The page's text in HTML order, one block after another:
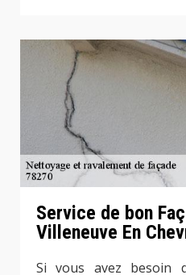
Service de bon
Villeneuve En
Si vous avez besoin